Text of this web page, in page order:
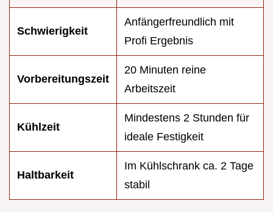
Schwierigkeit
Anfängerfreundlich mit
Profi Ergebnis
Vorbereitungszeit
20 Minuten reine
Arbeitszeit
Kühlzeit
Mindestens 2 Stunden für
ideale Festigkeit
Haltbarkeit
Im Kühlschrank ca. 2 Tage
stabil